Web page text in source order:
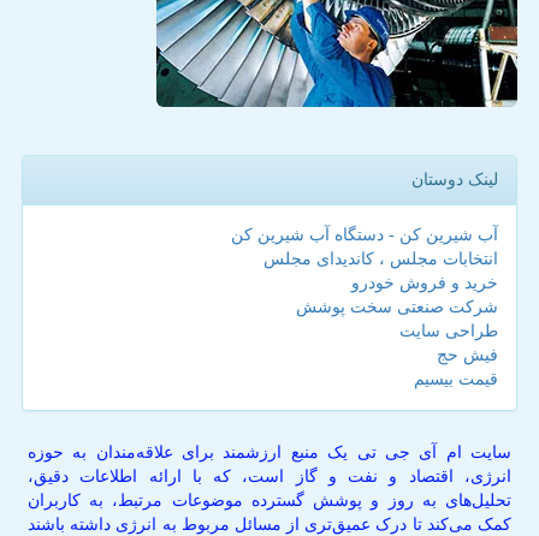
لینک دوستان
آب شیرین کن - دستگاه آب شیرین کن
انتخابات مجلس ، کاندیدای مجلس
خرید و فروش خودرو
شرکت صنعتی سخت پوشش
طراحی سایت
فیش حج
قیمت بیسیم
سایت ام آی جی تی یک منبع ارزشمند برای علاقه‌مندان به حوزه
انرژی، اقتصاد و نفت و گاز است، که با ارائه اطلاعات دقیق،
تحلیل‌های به روز و پوشش گسترده موضوعات مرتبط، به کاربران
کمک می‌کند تا درک عمیق‌تری از مسائل مربوط به انرژی داشته باشند